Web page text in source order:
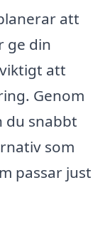
att
ge din
att
Genom
du snabbt
som
passar just